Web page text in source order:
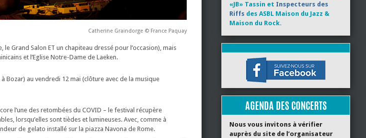
Catherine Graindorge © France Paquay
le Grand Salon ET un chapiteau dressé pour l’occasion), mais
et l’Eglise Notre-Dame de Laeken.
Bozar) au vendredi 12 mai (clôture avec de la musique
l’une des retombées du COVID – le festival récupère
lorsqu’elles sont tièdes et lumineuses. Avec, comme à
de gelato installé sur la piazza Navona de Rome.
«JB» Tassin et Inspecteurs des
Riffs des ASBL Maison du Jazz &
Maison du Rock.
AGENDA DES CONCERTS
Nous vous invitons à vérifier
auprès du site de l’organisateur